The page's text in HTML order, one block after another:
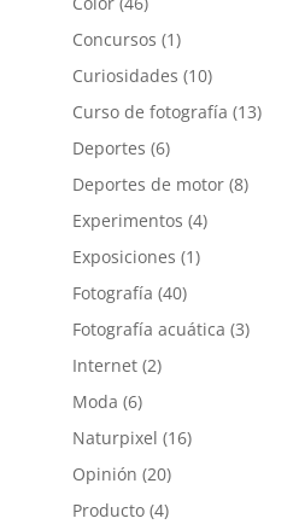
Concursos (1)
Curiosidades (10)
Curso de fotografía (13)
Deportes (6)
Deportes de motor(8)
Experimentos (4)
Exposiciones (1)
Fotografía (40)
Fotografía acuática (3)
Internet(2)
Moda (6)
Naturpixel (16)
Opinión (20)
Producto(4)